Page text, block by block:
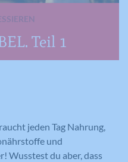
Teil 1
jeden Tag Nahrung,
und
Wusstest du aber, dass